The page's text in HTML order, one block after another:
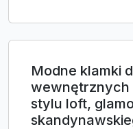
Modne klamki
wewnętrznych
stylu loft,